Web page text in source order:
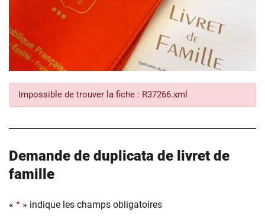
Impossible de trouver la fiche : R37266.xml
Demande de duplicata de livret de
famille
« * » indique les champs obligatoires